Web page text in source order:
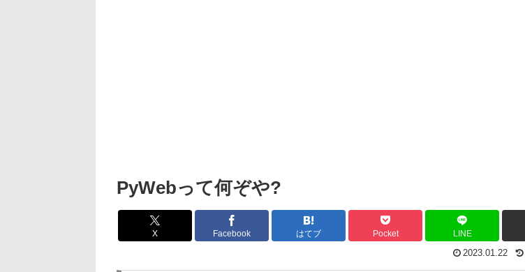
PyWebって何ぞや?
X Facebook はてブ Pocket LINE
2023.01.22